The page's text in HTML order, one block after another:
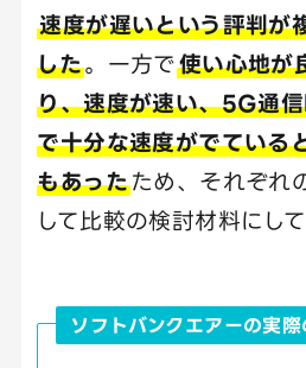
速度が遅いという評判が
した。一方で使い心地が
り、速度が速い、5G通
で十分な速度がでている
もあったため、それぞれ
して比較の検討材料にし
ソフトバンクエアーの実